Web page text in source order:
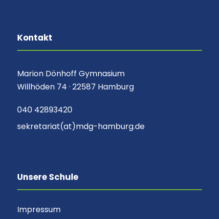
Kontakt
Marion Dönhoff Gymnasium
Willhöden 74 · 22587 Hamburg
040 42893420
sekretariat(at)mdg-hamburg.de
Unsere Schule
Impressum